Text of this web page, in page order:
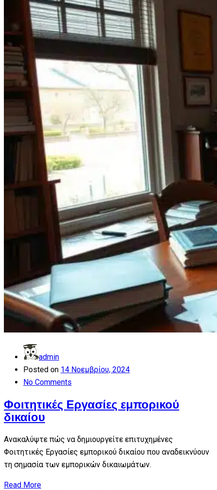
admin
Posted on 14 Νοεμβρίου, 2024
No Comments
Φοιτητικές Εργασίες εμπορικού
δικαίου
Ανακαλύψτε πώς να δημιουργείτε επιτυχημένες
Φοιτητικές Εργασίες εμπορικού δικαίου που αναδεικνύουν
τη σημασία των εμπορικών δικαιωμάτων.
Read More